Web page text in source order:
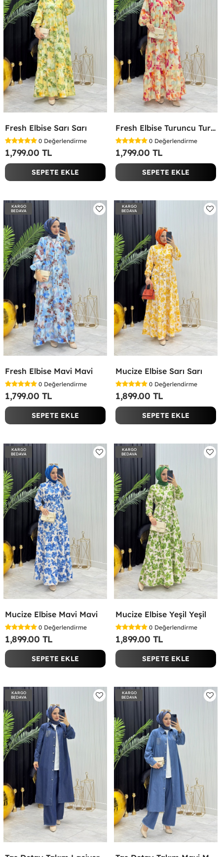
Fresh Elbise Sarı Sarı
0 Değerlendirme
1,799.00 TL
SEPETE EKLE
Fresh Elbise Turuncu Turuncu
0 Değerlendirme
1,799.00 TL
SEPETE EKLE
KARGO
BEDAVA
Fresh Elbise Mavi Mavi
0 Değerlendirme
1,799.00 TL
SEPETE EKLE
KARGO
BEDAVA
Mucize Elbise Sarı Sarı
0 Değerlendirme
1,899.00 TL
SEPETE EKLE
KARGO
BEDAVA
Mucize Elbise Mavi Mavi
0 Değerlendirme
1,899.00 TL
SEPETE EKLE
KARGO
BEDAVA
Mucize Elbise Yeşil Yeşil
0 Değerlendirme
1,899.00 TL
SEPETE EKLE
KARGO
BEDAVA
KARGO
BEDAVA